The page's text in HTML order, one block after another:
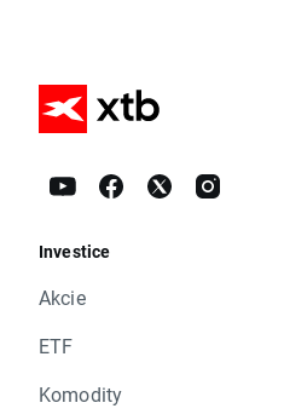
Investice
Akcie
ETF
Komodity